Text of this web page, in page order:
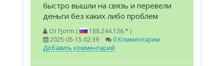
быстро вышли на связь и перевели
деньги без каких либо проблем
От Fjorm (
188.244.136.* )
2025-05-15 02:39
0 Комментарии
Добавить комментарий